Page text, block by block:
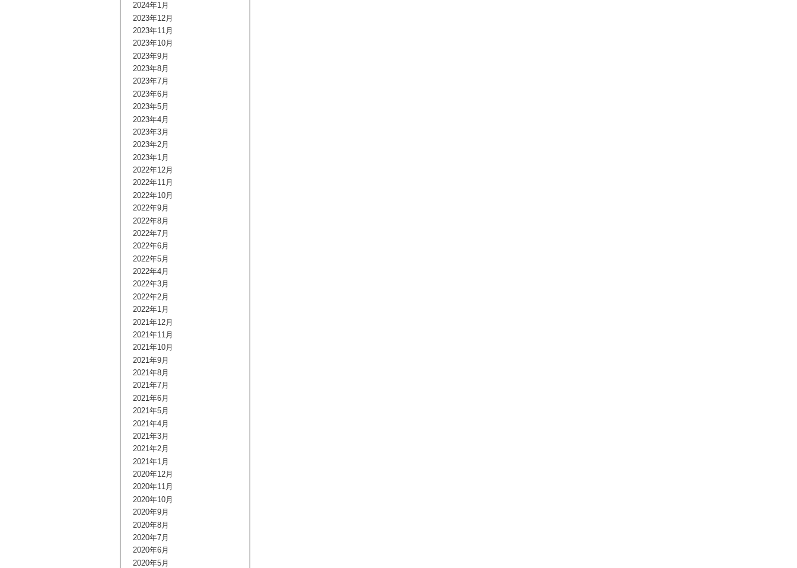
2024年1月
2023年12月
2023年11月
2023年10月
2023年9月
2023年8月
2023年7月
2023年6月
2023年5月
2023年4月
2023年3月
2023年2月
2023年1月
2022年12月
2022年11月
2022年10月
2022年9月
2022年8月
2022年7月
2022年6月
2022年5月
2022年4月
2022年3月
2022年2月
2022年1月
2021年12月
2021年11月
2021年10月
2021年9月
2021年8月
2021年7月
2021年6月
2021年5月
2021年4月
2021年3月
2021年2月
2021年1月
2020年12月
2020年11月
2020年10月
2020年9月
2020年8月
2020年7月
2020年6月
2020年5月